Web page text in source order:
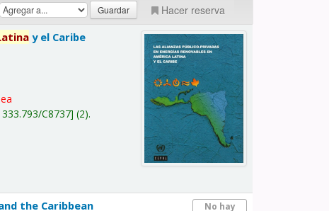
Hacer reserva
y el Caribe
333.793/C8737 (2).
No hay
the Caribbean